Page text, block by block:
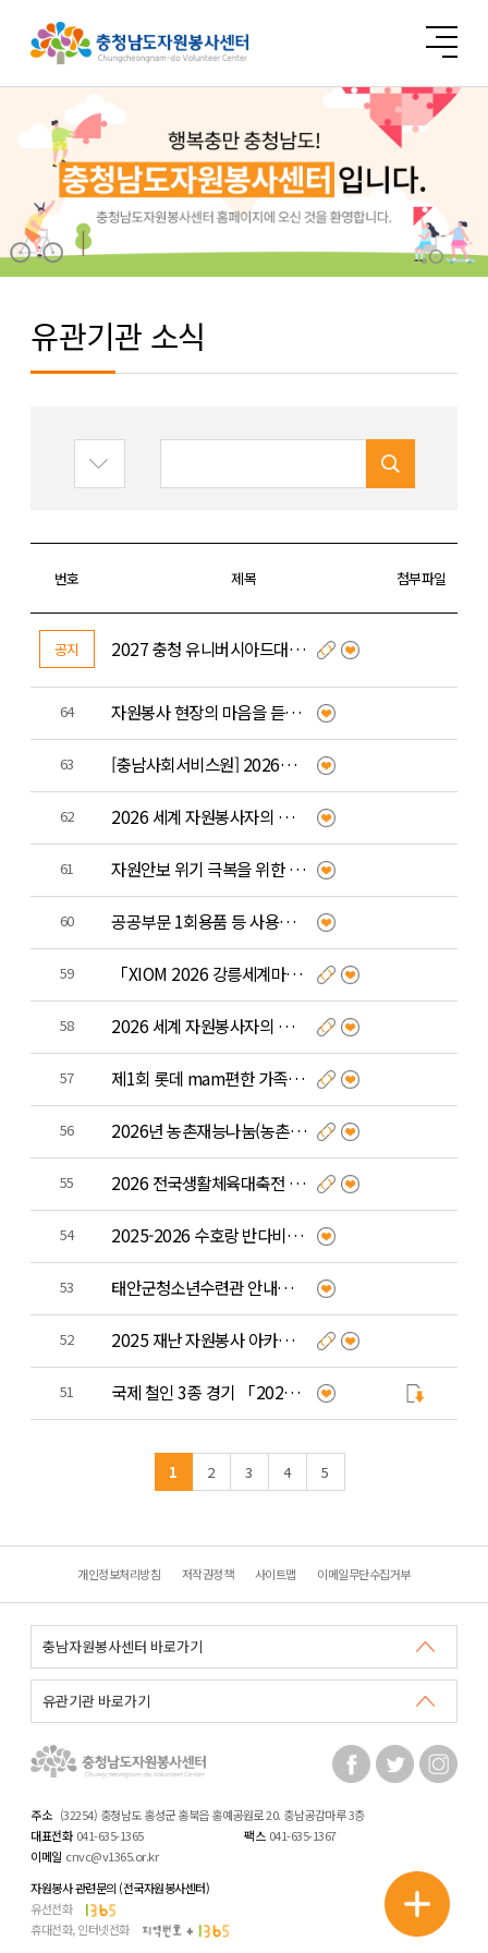
유관기관 소식
번호 제목 첨부파일
공지 2027 충청 유니버시아드대회 루미 자원봉사자 모집 안내
64 자원봉사 현장의 마음을 듣는 다정한 온라인 편지함 「이음온기」 운영 안내
63 [충남사회서비스원] 2026년 충청남도 청소년자원봉사대회
62 2026 세계 자원봉사자의 해 「모두의 목소리 캠페인」대국민 참여 캠페인
61 자원안보 위기 극복을 위한 자원봉사 비상대응 '에너지 절약 캠페인'
60 공공부문 1회용품 등 사용줄이기 실천지침
59 「XIOM 2026 강릉세계마스터즈탁구선수권대회」 자원봉사자 모집
58 2026 세계 자원봉사자의 해 슬로건 공모전
57 제1회 롯데 mam편한 가족상 시상 안내
56 2026년 농촌재능나눔(농촌맞춤형봉사활동지원) 활동지원사업 공모 (일반단체, 지역단체)
55 2026 전국생활체육대축전 자원봉사자 모집
54 2025-2026 수호랑 반다비 자원봉사자 가족 캠프
53 태안군청소년수련관 안내데스크&카페 봉사활동 참여 안내
52 2025 재난 자원봉사 아카이브 기획전시 안내
51 국제 철인 3종 경기 「2025 아이언맨 구례 코리아 대회」자원봉사자 모집 홍보
1 2 3 4 5
개인정보처리방침 저작권정책 사이트맵 이메일무단수집거부
주소 (32254) 충청남도 홍성군 홍북읍 홍예공원로 20. 충남공감마루 3층
대표전화 041-635-1365 팩스 041-635-1367
이메일 cnvc@v1365.or.kr
자원봉사 관련문의 (전국자원봉사센터)
유선전화
휴대전화, 인터넷전화